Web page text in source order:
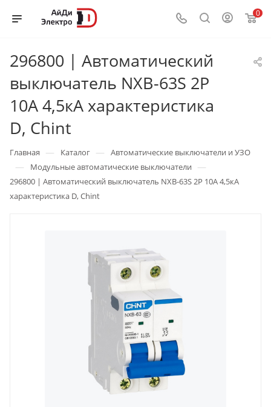
0
296800 | Автоматический
выключатель NXB-63S 2P
10А 4,5кА характеристика
D, Chint
Главная — Каталог — Автоматические выключатели и УЗО
— Модульные автоматические выключатели —
296800 | Автоматический выключатель NXB-63S 2P 10А 4,5кА
характеристика D, Chint